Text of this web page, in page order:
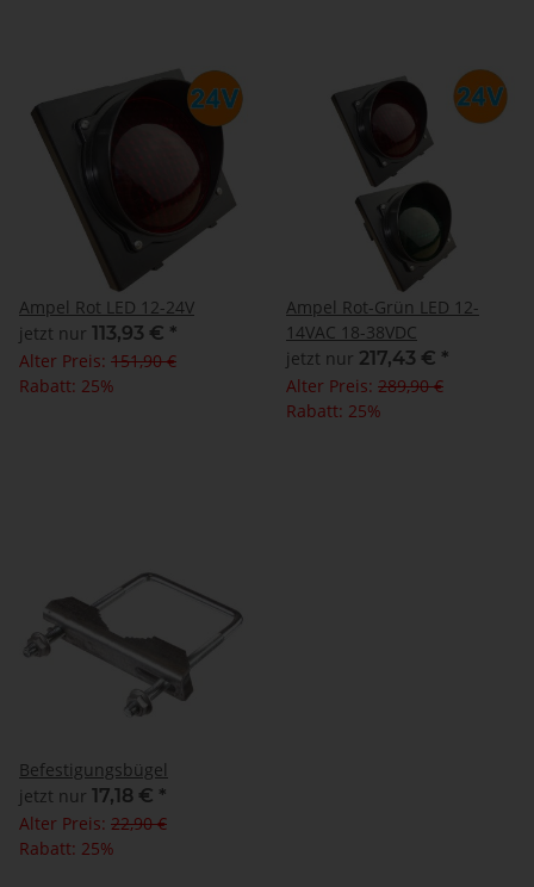
Ampel Rot LED 12-24V
jetzt nur 113,93 € *
Alter Preis: 151,90 €
Rabatt: 25%
Ampel Rot-Grün LED 12-
14VAC 18-38VDC
jetzt nur 217,43 € *
Alter Preis: 289,90 €
Rabatt: 25%
Befestigungsbügel
jetzt nur 17,18 € *
Alter Preis: 22,90 €
Rabatt: 25%